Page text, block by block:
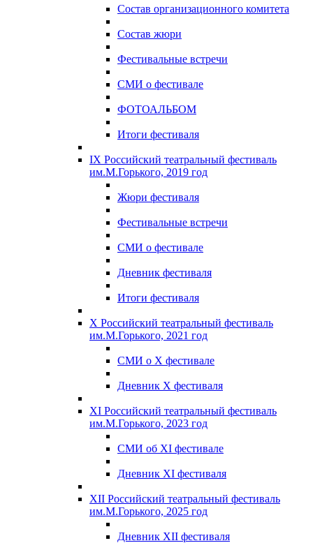
Состав организационного комитета
Состав жюри
Фестивальные встречи
СМИ о фестивале
ФОТОАЛЬБОМ
Итоги фестиваля
IX Российский театральный фестиваль
им.М.Горького, 2019 год
Жюри фестиваля
Фестивальные встречи
СМИ о фестивале
Дневник фестиваля
Итоги фестиваля
X Российский театральный фестиваль
им.М.Горького, 2021 год
СМИ о X фестивале
Дневник X фестиваля
XI Российский театральный фестиваль
им.М.Горького, 2023 год
СМИ об XI фестивале
Дневник XI фестиваля
XII Российский театральный фестиваль
им.М.Горького, 2025 год
Дневник XII фестиваля